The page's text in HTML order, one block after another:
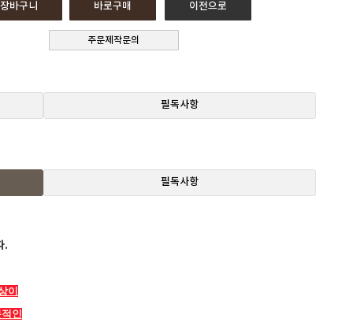
주문제작문의
필독사항
필독사항
.
이
인